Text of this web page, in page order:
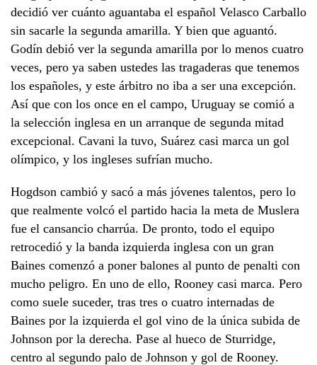
decidió ver cuánto aguantaba el español Velasco Carballo
sin sacarle la segunda amarilla. Y bien que aguantó.
Godín debió ver la segunda amarilla por lo menos cuatro
veces, pero ya saben ustedes las tragaderas que tenemos
los españoles, y este árbitro no iba a ser una excepción.
Así que con los once en el campo, Uruguay se comió a
la selección inglesa en un arranque de segunda mitad
excepcional. Cavani la tuvo, Suárez casi marca un gol
olímpico, y los ingleses sufrían mucho.
Hogdson cambió y sacó a más jóvenes talentos, pero lo
que realmente volcó el partido hacia la meta de Muslera
fue el cansancio charrúa. De pronto, todo el equipo
retrocedió y la banda izquierda inglesa con un gran
Baines comenzó a poner balones al punto de penalti con
mucho peligro. En uno de ello, Rooney casi marca. Pero
como suele suceder, tras tres o cuatro internadas de
Baines por la izquierda el gol vino de la única subida de
Johnson por la derecha. Pase al hueco de Sturridge,
centro al segundo palo de Johnson y gol de Rooney.